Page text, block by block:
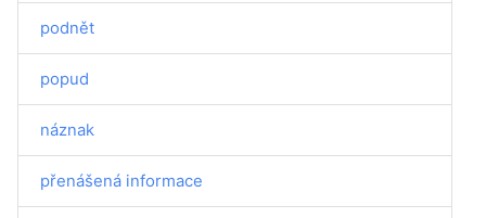
podnět
popud
náznak
přenášená informace